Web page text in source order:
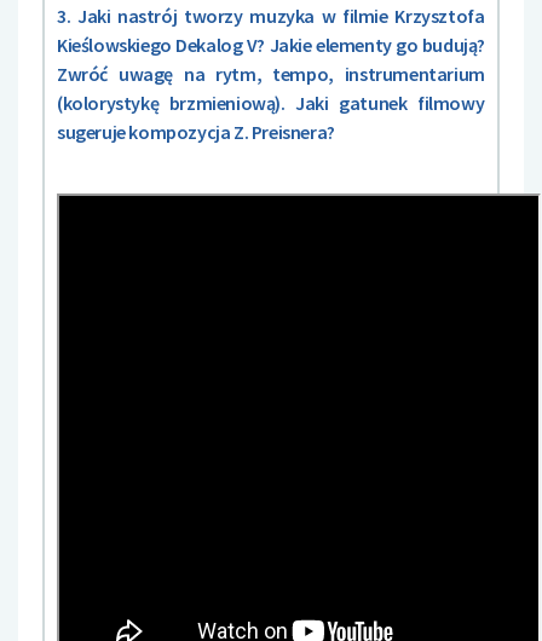
3. Jaki nastrój tworzy muzyka w filmie Krzysztofa
Kieślowskiego Dekalog V? Jakie elementy go budują?
Zwróć uwagę na rytm, tempo, instrumentarium
(kolorystykę brzmieniową). Jaki gatunek filmowy
sugeruje kompozycja Z. Preisnera?